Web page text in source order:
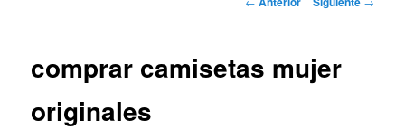
comprar camisetas mujer
originales